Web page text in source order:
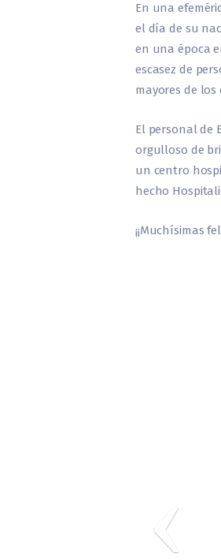
En una
el día de su
en una época
escasez de
mayores de
El personal de
orgulloso de
un centro
hecho
¡¡Muchísimas